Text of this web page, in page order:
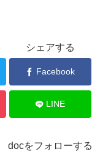
シェアする
Facebook
LINE
docをフォローする